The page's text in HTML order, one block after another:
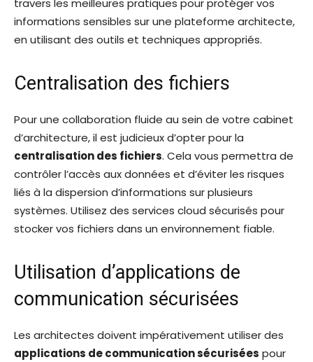
travers les meilleures pratiques pour protéger vos
informations sensibles sur une plateforme architecte,
en utilisant des outils et techniques appropriés.
Centralisation des fichiers
Pour une collaboration fluide au sein de votre cabinet
d’architecture, il est judicieux d’opter pour la
centralisation des fichiers. Cela vous permettra de
contrôler l’accès aux données et d’éviter les risques
liés à la dispersion d’informations sur plusieurs
systèmes. Utilisez des services cloud sécurisés pour
stocker vos fichiers dans un environnement fiable.
Utilisation d’applications de
communication sécurisées
Les architectes doivent impérativement utiliser des
applications de communication sécurisées pour